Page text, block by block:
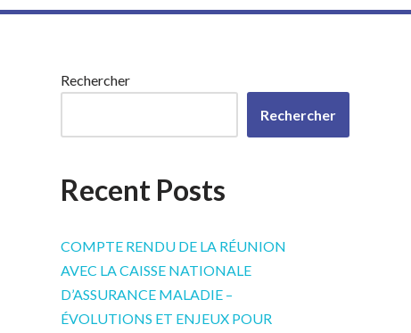
Rechercher
Rechercher
Recent Posts
COMPTE RENDU DE LA RÉUNION
AVEC LA CAISSE NATIONALE
D’ASSURANCE MALADIE –
ÉVOLUTIONS ET ENJEUX POUR